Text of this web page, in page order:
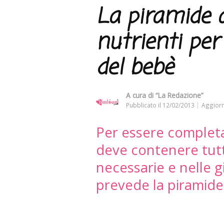
La piramide
nutrienti
del bebè
A cura di “La Redazione”
Pubblicato il 12/02/2013
Per essere
deve contenere
necessarie e nelle
prevede la